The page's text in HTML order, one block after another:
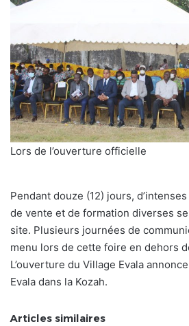
Lors de l’ouverture officielle
Pendant douze (12) jours,
de vente et de formation diverses
site. Plusieurs journées de
menu lors de cette foire en dehors
L’ouverture du Village Evala
Evala dans la Kozah.
Articles similaires